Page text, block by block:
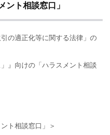
ント相談窓口」
の適正化等に関する法律」の
』向けの「ハラスメント相談
ト相談窓口」＞